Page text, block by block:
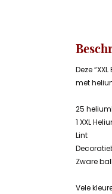
Deze
met
25
1 XXL
Lint
Zware
Vele